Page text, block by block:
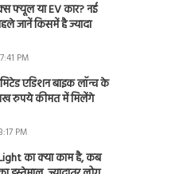
फ्यूल या EV कार? नई
जानें किसमें है ज्यादा
PM
एडिशन बाइक लॉन्च के
रुपये कीमत में मिलेंगे
PM
का क्या काम है, कब